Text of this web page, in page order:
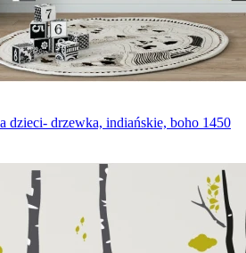
dzieci- drzewka, indiańskie, boho 1450